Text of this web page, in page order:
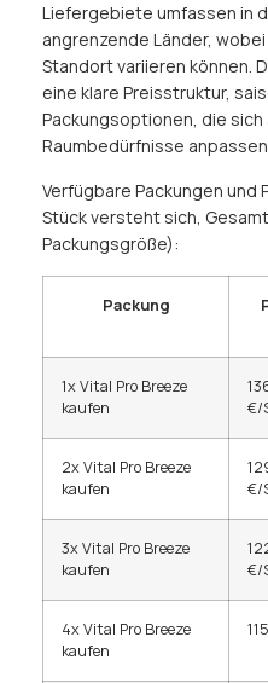
Liefergebiete umfassen in
angrenzende Länder,
Standort variieren können.
eine klare Preisstruktur,
Packungsoptionen, die
Raumbedürfnisse
Verfügbare Packungen und
Stück versteht sich,
Packungsgröße):
Packung
1x Vital Pro Breeze
kaufen
€/
2x Vital Pro Breeze
kaufen
€/
3x Vital Pro Breeze
kaufen
€/
4x Vital Pro Breeze
kaufen